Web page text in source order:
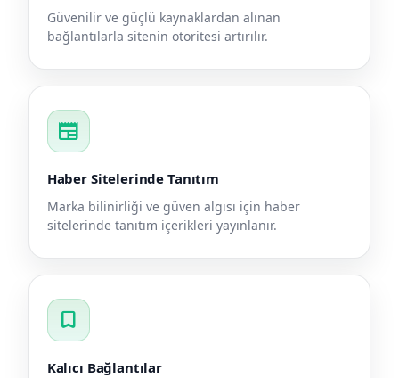
Güvenilir ve güçlü kaynaklardan alınan
bağlantılarla sitenin otoritesi artırılır.
newspaper
Haber Sitelerinde Tanıtım
Marka bilinirliği ve güven algısı için haber
sitelerinde tanıtım içerikleri yayınlanır.
bookmark
Kalıcı Bağlantılar